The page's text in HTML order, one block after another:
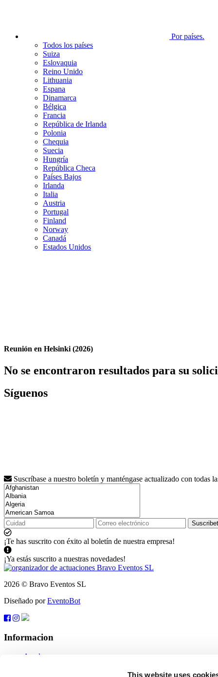
This website uses
Por países.
Todos los países
Suiza
Eslovaquia
Reino Unido
Lithuania
Espana
Dinamarca
Bélgica
Francia
República de Irlanda
Polonia
Chequia
Suecia
Hungría
República Checa
Países Bajos
Irlanda
Italia
Austria
Portugal
Finland
Norway
Canadá
Estados Unidos
Reunión en Helsinki (2026)
No se encontraron resultados para su
Síguenos
Suscríbase a nuestro boletín y manténgase actualizado con todas
¡Te has suscrito con éxito al boletín de nuestra empresa!
¡Ya estás suscrito a nuestras novedades!
2026 © Bravo Eventos SL
Diseñado porEventoBot
Informacion
Ayuda